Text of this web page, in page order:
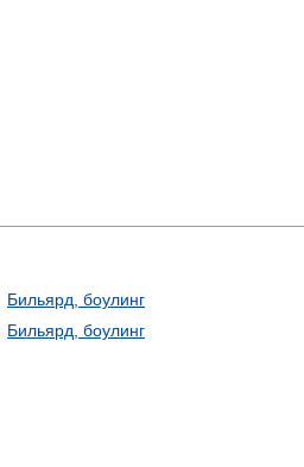
Бильярд, боулинг
Бильярд, боулинг